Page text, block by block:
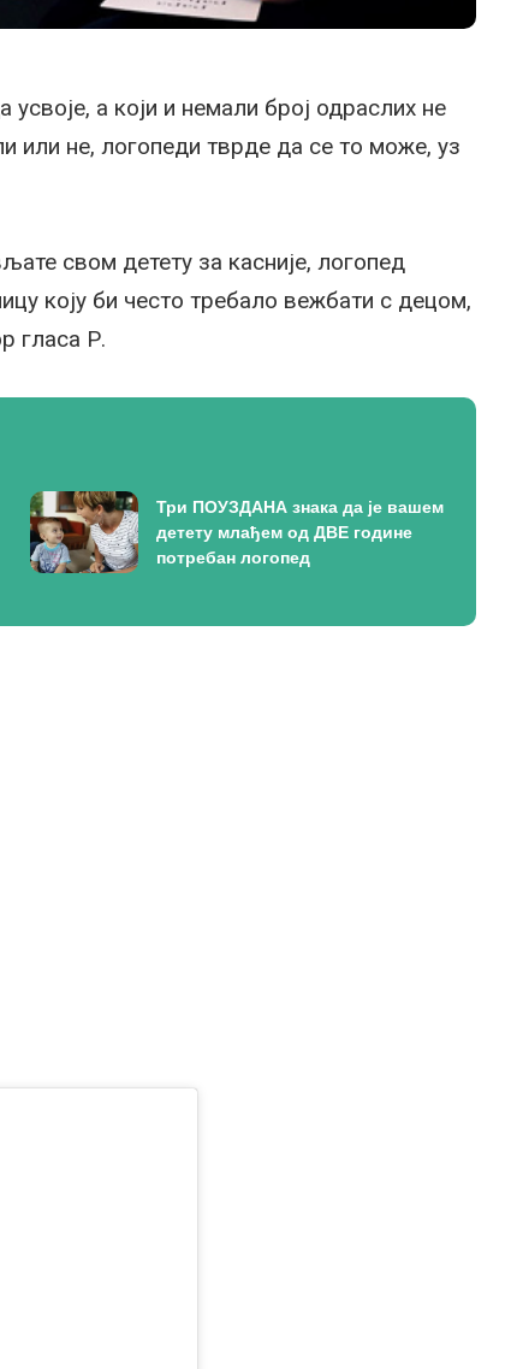
а који и немали број одраслих не
или не, логопеди тврде да се то може, уз
свом детету за касније, логопед
коју би често требало вежбати с децом,
гласа Р.
Три ПОУЗДАНА знака да је вашем
детету млађем од ДВЕ године
потребан логопед